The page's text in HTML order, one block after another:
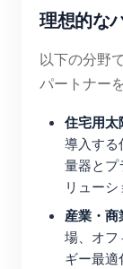
理想的な
以下の分野
パートナー
住宅用太
導入する
量器とプ
リューシ
産業・商
場、オフ
ギー最